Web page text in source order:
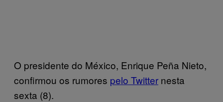
O presidente do México, Enrique Peña Nieto,
confirmou os rumores pelo Twitter nesta
sexta (8).